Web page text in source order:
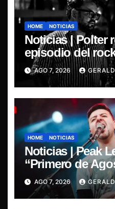
HOME NOTICIAS
Noticias | Polter
episodio del
chileno con el
“Esencial
AGO 7, 2026
HOME NOTICIAS
Noticias | Peak
“Primero de
sonoro por el
AGO 7, 2026